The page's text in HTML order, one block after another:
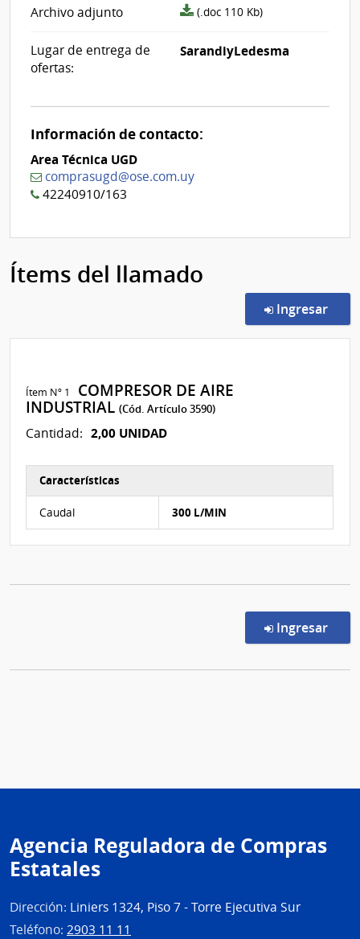
Archivo adjunto
archivo
(.doc 110 Kb)
Lugar de entrega de
ofertas:
SarandiyLedesma
Información de contacto:
Area Técnica UGD
comprasugd@ose.com.uy
42240910/163
Ítems del llamado
Ingresar
Ítem Nº 1
COMPRESOR DE AIRE
INDUSTRIAL(Cód. Artículo 3590)
Cantidad: 2,00 UNIDAD
Características
Caudal 300 L/MIN
Ingresar
Agencia Reguladora de Compras
Estatales
Dirección: Liniers 1324, Piso 7 - Torre Ejecutiva Sur
Teléfono: 2903 11 11